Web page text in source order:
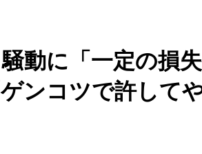
動に「一定の損
ンコツで許して